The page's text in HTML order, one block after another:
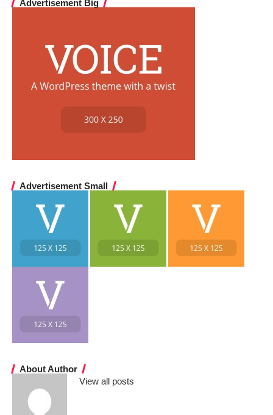
Advertisement Big
Advertisement Small
About Author
View all posts